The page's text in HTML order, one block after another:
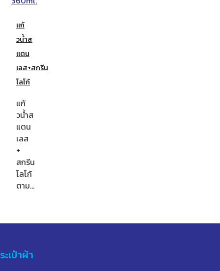
แก้
วน้ำส
แตน
เลส+สกรีน
โลโก้
แก้
วน้ำส
แตน
เลส
+
สกรีน
โลโก้
ตาม…
ะเป๋าผ้า